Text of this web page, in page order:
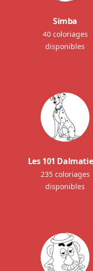
Simba
40 coloriages
disponibles
Les 101
235 coloriages
disponibles